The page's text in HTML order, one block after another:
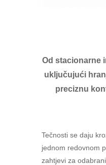
Od stacionarne
uključujući
preciznu
Tečnosti se daju
jednom redovnom
zahtjevi za